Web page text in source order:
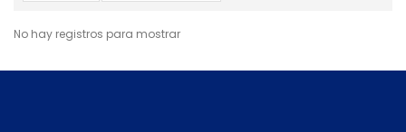
No hay registros para mostrar